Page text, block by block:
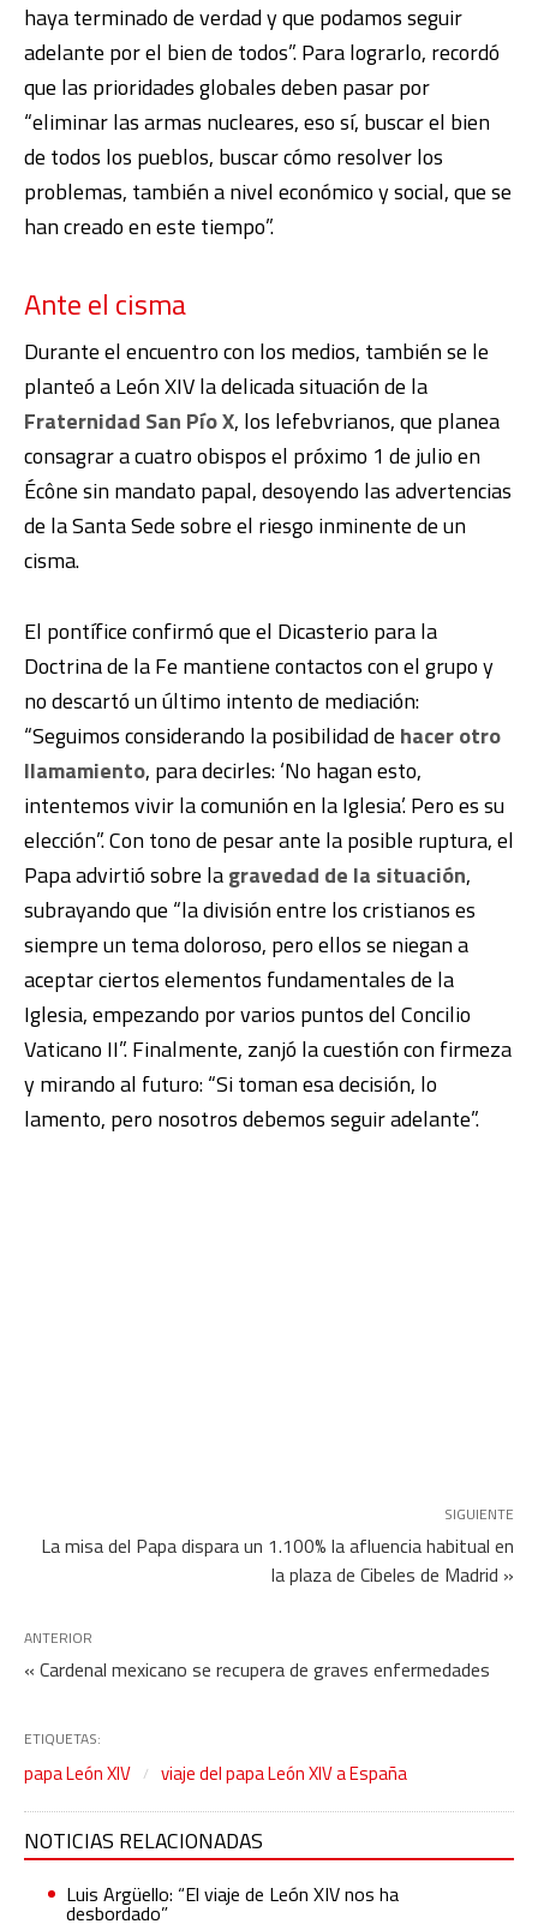
haya terminado de verdad y que podamos seguir
adelante por el bien de todos”. Para lograrlo, recordó
que las prioridades globales deben pasar por
“eliminar las armas nucleares, eso sí, buscar el bien
de todos los pueblos, buscar cómo resolver los
problemas, también a nivel económico y social, que se
han creado en este tiempo”.
Ante el cisma
Durante el encuentro con los medios, también se le
planteó a León XIV la delicada situación de la
Fraternidad San Pío X, los lefebvrianos, que planea
consagrar a cuatro obispos el próximo 1 de julio en
Écône sin mandato papal, desoyendo las advertencias
de la Santa Sede sobre el riesgo inminente de un
cisma.
El pontífice confirmó que el Dicasterio para la
Doctrina de la Fe mantiene contactos con el grupo y
no descartó un último intento de mediación:
“Seguimos considerando la posibilidad de hacer otro
llamamiento, para decirles: ‘No hagan esto,
intentemos vivir la comunión en la Iglesia’. Pero es su
elección”. Con tono de pesar ante la posible ruptura, el
Papa advirtió sobre lagravedad de la situación,
subrayando que “la división entre los cristianos es
siempre un tema doloroso, pero ellos se niegan a
aceptar ciertos elementos fundamentales de la
Iglesia, empezando por varios puntos del Concilio
Vaticano II”. Finalmente, zanjó la cuestión con firmeza
y mirando al futuro: “Si toman esa decisión, lo
lamento, pero nosotros debemos seguir adelante”.
SIGUIENTE
La misa del Papa dispara un 1.100% la afluencia habitual en
la plaza de Cibeles de Madrid »
ANTERIOR
« Cardenal mexicano se recupera de graves enfermedades
ETIQUETAS:
papa León XIV viaje del papa León XIV a España
NOTICIAS RELACIONADAS
Luis Argüello: “El viaje de León XIV nos ha
desbordado”